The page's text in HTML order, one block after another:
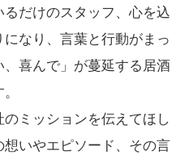
だけのスタッフ、心を込
なり、言葉と行動がまっ
喜んで」が蔓延する居酒
ミッションを伝えてほし
いやエピソード、その言